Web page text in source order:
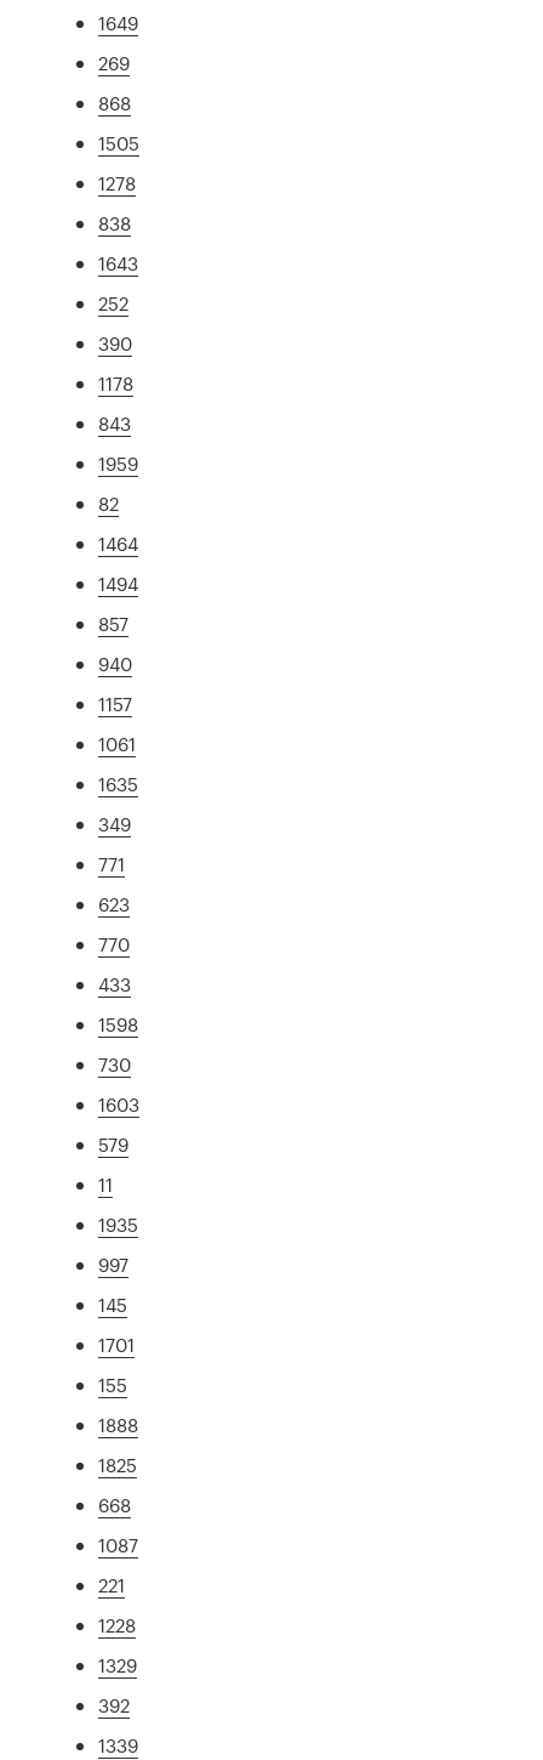
1649
269
868
1505
1278
838
1643
252
390
1178
843
1959
82
1464
1494
857
940
1157
1061
1635
349
771
623
770
433
1598
730
1603
579
11
1935
997
145
1701
155
1888
1825
668
1087
221
1228
1329
392
1339